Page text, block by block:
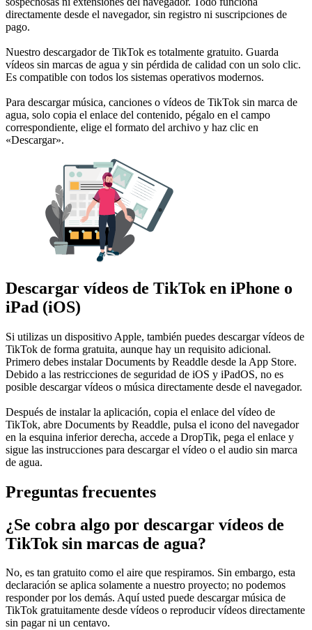
directamente desde el navegador, sin registro ni suscripciones de
pago.
Nuestro descargador de TikTok es totalmente gratuito. Guarda
vídeos sin marcas de agua y sin pérdida de calidad con un solo clic.
Es compatible con todos los sistemas operativos modernos.
Para descargar música, canciones o vídeos de TikTok sin marca de
agua, solo copia el enlace del contenido, pégalo en el campo
correspondiente, elige el formato del archivo y haz clic en
«Descargar».
Descargar vídeos de TikTok en iPhone o
iPad (iOS)
Si utilizas un dispositivo Apple, también puedes descargar vídeos de
TikTok de forma gratuita, aunque hay un requisito adicional.
Primero debes instalar Documents by Readdle desde la App Store.
Debido a las restricciones de seguridad de iOS y iPadOS, no es
posible descargar vídeos o música directamente desde el navegador.
Después de instalar la aplicación, copia el enlace del vídeo de
TikTok, abre Documents by Readdle, pulsa el icono del navegador
en la esquina inferior derecha, accede a DropTik, pega el enlace y
sigue las instrucciones para descargar el vídeo o el audio sin marca
de agua.
Preguntas frecuentes
¿Se cobra algo por descargar vídeos de
TikTok sin marcas de agua?
No, es tan gratuito como el aire que respiramos. Sin embargo, esta
declaración se aplica solamente a nuestro proyecto; no podemos
responder por los demás. Aquí usted puede descargar música de
TikTok gratuitamente desde vídeos o reproducir vídeos directamente
sin pagar ni un centavo.